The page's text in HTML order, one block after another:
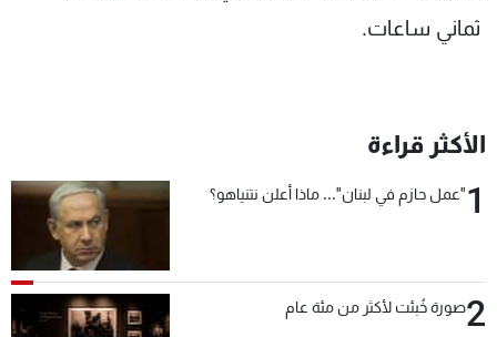
ثماني ساعات.
الأكثر قراءة
1"عمل حازم في لبنان"... ماذا أعلن نتنياهو؟
2صورة خُبئت لأكثر من مئة عام